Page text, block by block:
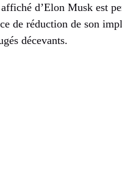
d’Elon Musk est
de réduction de son
décevants.